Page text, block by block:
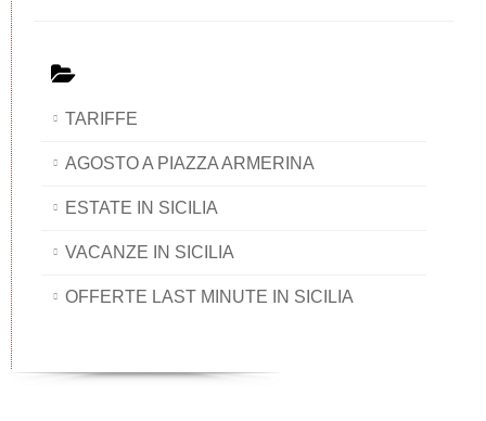
TARIFFE
AGOSTO A PIAZZA ARMERINA
ESTATE IN SICILIA
VACANZE IN SICILIA
OFFERTE LAST MINUTE IN SICILIA